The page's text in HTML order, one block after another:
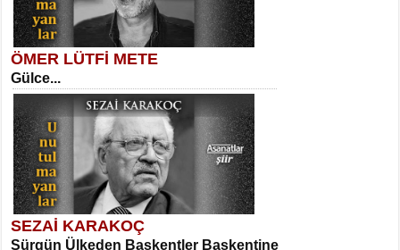
MEHMET TAŞTAN
Vagon’da Bir Şairle...
Mehmet Çoban
Elmira...
ÖMER LÜTFİ METE
Gülce...
SEZAİ KARAKOÇ
Sürgün Ülkeden Başkentler Başkentine